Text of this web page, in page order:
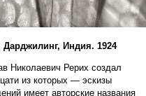
Индия. 1924
Николаевич Рерих создал
из которых — эскизы
имеет авторские названия